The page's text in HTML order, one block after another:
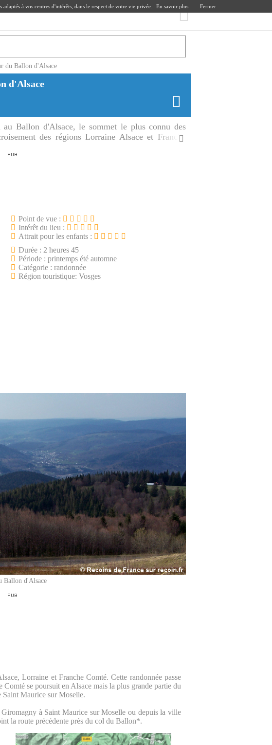
du Ballon d'Alsace
d'Alsace
au Ballon d'Alsace, le sommet le plus connu des
des régions Lorraine Alsace et Franche
Point de vue :
Intérêt du lieu :
Attrait pour les enfants :
Durée : 2 heures 45
Période : printemps été automne
Catégorie : randonnée
Région touristique: Vosges
Ballon d'Alsace
Lorraine et Franche Comté. Cette randonnée passe
se poursuit en Alsace mais la plus grande partie du
Saint Maurice sur Moselle.
à Saint Maurice sur Moselle ou depuis la ville
la route précédente près du col du Ballon*.
à vos centres d'intérêts, dans le respect de votre vie privée. En savoir plus Fermer